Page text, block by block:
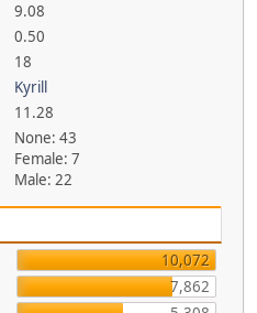
9.08
0.50
18
Kyrill
11.28
None: 43
Female: 7
Male: 22
10,072
7,862